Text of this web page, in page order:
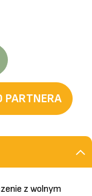
PARTNERA
z wolnym